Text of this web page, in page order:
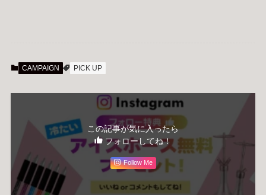
CAMPAIGN PICK UP
この記事が気に入ったら
フォローしてね！
Follow Me